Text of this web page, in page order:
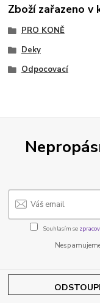
Zboží zařazeno v
PRO KONĚ
Deky
Odpocovací
Souhlasím se